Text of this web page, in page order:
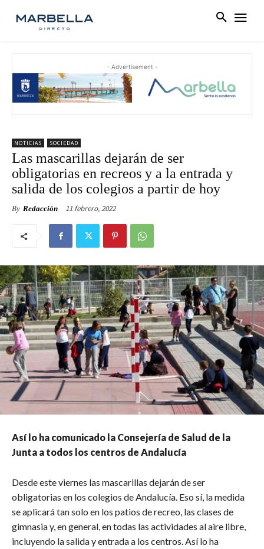
- Advertisement -
NOTICIAS SOCIEDAD
Las mascarillas dejarán de ser
obligatorias en recreos y a la entrada y
salida de los colegios a partir de hoy
By Redacción 11 febrero, 2022
Así lo ha comunicado la Consejería de Salud de la
Junta a todos los centros de Andalucía
Desde este viernes las mascarillas dejarán de ser
obligatorias en los colegios de Andalucía. Eso sí, la medida
se aplicará tan solo en los patios de recreo, las clases de
gimnasia y, en general, en todas las actividades al aire libre,
incluyendo la salida y entrada a los centros. Así lo ha